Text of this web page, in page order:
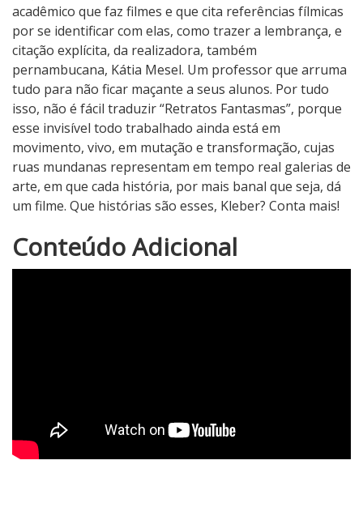
acadêmico que faz filmes e que cita referências fílmicas
por se identificar com elas, como trazer a lembrança, e
citação explícita, da realizadora, também
pernambucana, Kátia Mesel. Um professor que arruma
tudo para não ficar maçante a seus alunos. Por tudo
isso, não é fácil traduzir “Retratos Fantasmas”, porque
esse invisível todo trabalhado ainda está em
movimento, vivo, em mutação e transformação, cujas
ruas mundanas representam em tempo real galerias de
arte, em que cada história, por mais banal que seja, dá
um filme. Que histórias são esses, Kleber? Conta mais!
N
o
Conteúdo Adicional